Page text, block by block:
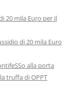
20 mila Euro per il
di 20 mila Euro
alla porta
truffa di OPPT